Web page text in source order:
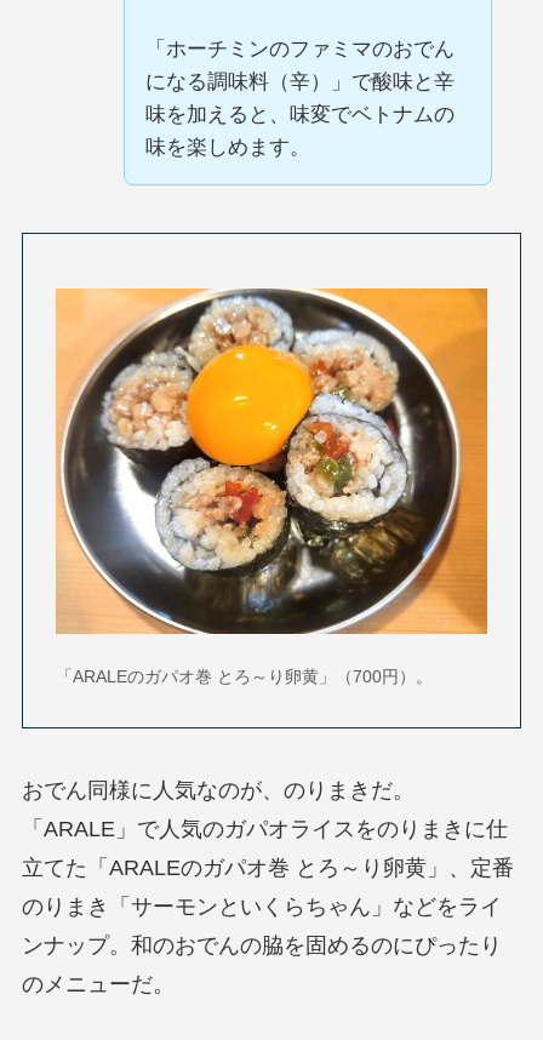
「ホーチミンのファミマのおでん
になる調味料（辛）」で酸味と辛
味を加えると、味変でベトナムの
味を楽しめます。
「ARALEのガパオ巻 とろ～り卵黄」（700円）。
おでん同様に人気なのが、のりまきだ。
「ARALE」で人気のガパオライスをのりまきに仕
立てた「ARALEのガパオ巻 とろ～り卵黄」、定番
のりまき「サーモンといくらちゃん」などをライ
ンナップ。和のおでんの脇を固めるのにぴったり
のメニューだ。